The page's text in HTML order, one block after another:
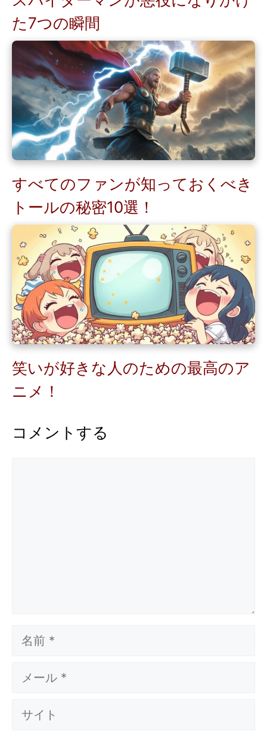
た7つの瞬間
すべてのファンが知っておくべき
トールの秘密10選！
笑いが好きな人のための最高のア
ニメ！
コメントする